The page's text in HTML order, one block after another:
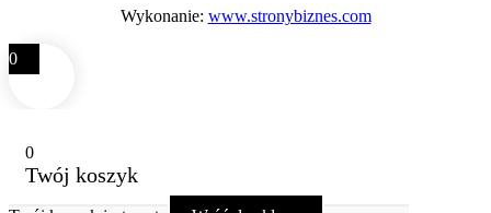
Wykonanie: www.stronybiznes.com
0
0
Twój koszyk